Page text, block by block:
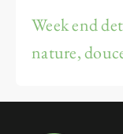
Week end
nature,